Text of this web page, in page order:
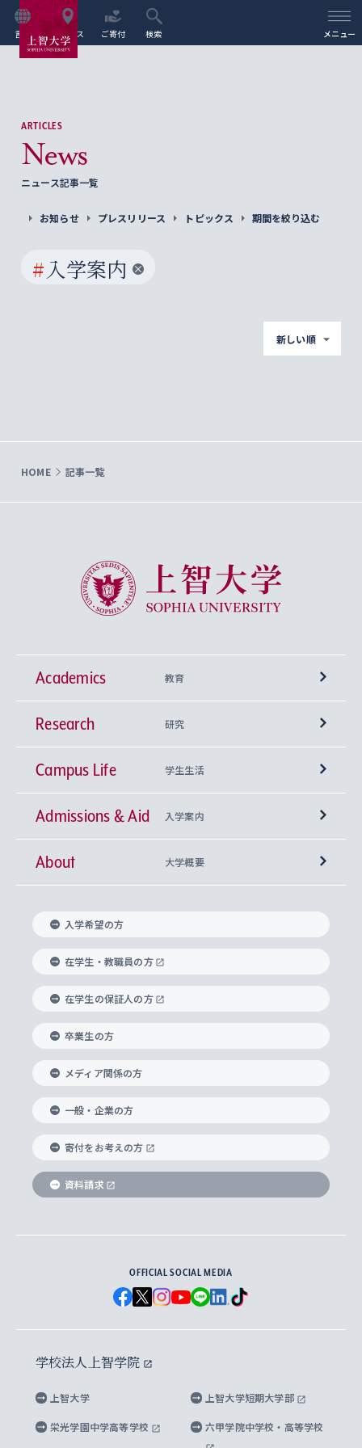
言語 アクセス ご寄付 検索 メニュー
ARTICLES
News
ニュース記事一覧
お知らせ プレスリリース トピックス 期間を絞り込む
#入学案内
新しい順
HOME 記事一覧
上智大学 Sophia University
Academics 教育
学部
神学部
文学部
総合人間科学部
経済学部
外国語学部
総合グローバル学部
国際教養学部
理工学部
Futures） – 持続可能な未来を考える６学科連携
興味から学科を探す
上智大学の全学共通教育
基盤教育センター
キリスト教人間学
身体知
思考と表現
データサイエンス
上智大学の語学教育
言語教育研究センター
上智大学のグローバル教育
グローバル教育センター
上智大学で学ぶ
海外で学ぶ
学びのサポート
大学院
神学研究科
実践宗教学研究科
総合人間科学研究科
経済学研究科
グローバル・スタディーズ研究科
助産学専攻科
生涯学習
Research 研究
研究所 等
キリスト教文化研究所
中世思想研究所
国際言語情報研究所
グローバル・コンサーン研究所
比較文化研究所
ヨーロッパ研究所
アジア文化研究所
アメリカ・カナダ研究所
メディア・ジャーナリズム研究所
水稀少社会研究センター
先進機械・構造材料イノベーションセンター
Sophia Open Research Weeks (SORW)
産官学連携
知的財産
研究支援制度
重点領域研究・自由課題研究
研究活動に関する法令・研究費の使用について
Campus Life 学生生活
学期区分と授業時間割
課外活動
課外教育プログラム
ボランティア活動
グローバルな学びのコミュニティ
学生の相談窓口
心身の健康相談
ハラスメント防止の取り組み
障がいのある学生への支援
キャリア形成サポート
キャリア形成支援プログラム
就職（内定先）・進路統計
企業の採用ご担当者様へのご案内
住まいのサポート
Admissions & Aid 入学案内
上智大学で取得できる学位
入れの方針）
科目等履修生
研究生・外国人特別研究生・国費留学生
交換留学生(海外大学から上智大学で学ぶ)
ノンディグリー生
Sophia Short-term Program受講生
学費・奨学金
学部入学前に出願する奨学金
国による高等教育の修学支援新制度
大学院生対象の奨学金
海外留学する際の費用と奨学金
About 大学概要
理事長・学長メッセージ
学長・副学長紹介
上智大学の精神
上智大学の理念
上智大学の沿革
ソフィア・アーカイブズ
上智大学とカトリック
グローバルエンゲージメント
上智大学を訪れた世界の知性
国連Weeks・アフリカWeeks
ダイバーシティ＆サステナビリティへの取り組み
上智大学公式ソーシャルメディア
学校法人上智学院について
数字で見る上智大学
上智大学のネットワーク
父母・保証人とのネットワーク
学外とのネットワーク
上智大学の出版物
上智大学大学案内・大学院案内
英文広報誌 SOPHIA magazine
上智大学のビジュアル・アイデンティティ
上智大学ビジュアル・アイデンティティ
上智大学校歌 ・上智大学学生歌
上智大学への取材・キャンパスでの撮影について
上智大学の公開情報
上智大学の教育研究活動等の情報公表
キャンパス案内
入学希望の方
在学生・教職員の方
在学生の保証人の方
卒業生の方
メディア関係の方
一般・企業の方
寄付をお考えの方
資料請求
OFFICIAL SOCIAL MEDIA
学校法人上智学院
上智大学 上智大学短期大学部
栄光学園中学高等学校 六甲学院中学校・高等学校